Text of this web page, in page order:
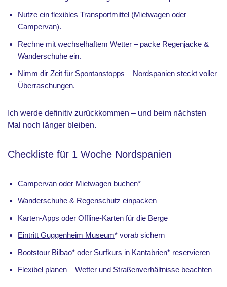
Nutze ein flexibles Transportmittel (Mietwagen oder
Campervan).
Rechne mit wechselhaftem Wetter – packe Regenjacke &
Wanderschuhe ein.
Nimm dir Zeit für Spontanstopps – Nordspanien steckt voller
Überraschungen.
Ich werde definitiv zurückkommen – und beim nächsten
Mal noch länger bleiben.
Checkliste für 1 Woche Nordspanien
Campervan oder Mietwagen buchen*
Wanderschuhe & Regenschutz einpacken
Karten-Apps oder Offline-Karten für die Berge
Eintritt Guggenheim Museum* vorab sichern
Bootstour Bilbao* oder Surfkurs in Kantabrien* reservieren
Flexibel planen – Wetter und Straßenverhältnisse beachten